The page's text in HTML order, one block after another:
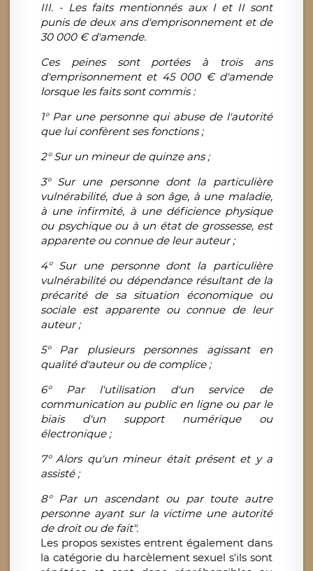
III. - Les faits mentionnés aux I et II sont
punis de deux ans d'emprisonnement et de
30 000 € d'amende.
Ces peines sont portées à trois ans
d'emprisonnement et 45 000 € d'amende
lorsque les faits sont commis :
1° Par une personne qui abuse de l'autorité
que lui confèrent ses fonctions ;
2° Sur un mineur de quinze ans ;
3° Sur une personne dont la particulière
vulnérabilité, due à son âge, à une maladie,
à une infirmité, à une déficience physique
ou psychique ou à un état de grossesse, est
apparente ou connue de leur auteur ;
4° Sur une personne dont la particulière
vulnérabilité ou dépendance résultant de la
précarité de sa situation économique ou
sociale est apparente ou connue de leur
auteur ;
5° Par plusieurs personnes agissant en
qualité d'auteur ou de complice ;
6° Par l'utilisation d'un service de
communication au public en ligne ou par le
biais d'un support numérique ou
électronique ;
7° Alors qu'un mineur était présent et y a
assisté ;
8° Par un ascendant ou par toute autre
personne ayant sur la victime une autorité
de droit ou de fait".
Les propos sexistes entrent également dans
la catégorie du harcèlement sexuel s'ils sont